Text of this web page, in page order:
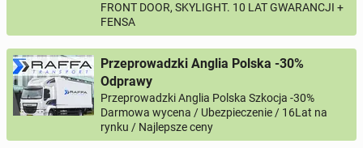
Twój telefon
Numer telefon wg wzoru NR KIERUNKOWY KRAJU
+44 7123456789 lub 221234567
Pytanie aktywujące
FRONT DOOR, SKYLIGHT. 10 LAT GWARANCJI +
FENSA
Przeprowadzki Anglia Polska -30%
Odprawy
Przeprowadzki Anglia Polska Szkocja -30%
Darmowa wycena / Ubezpieczenie / 16Lat na
rynku / Najlepsze ceny